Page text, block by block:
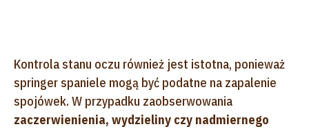
Kontrola stanu oczu również jest istotna, ponieważ
springer spaniele mogą być podatne na zapalenie
spojówek. W przypadku zaobserwowania
zaczerwienienia, wydzieliny czy nadmiernego